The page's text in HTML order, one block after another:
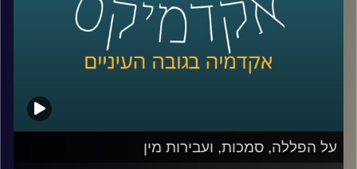
באוניברסיטת ריימן, חקר את אחת הדוקטרינות
המעניינות ביותר בהקשר לכל הסוגיות הנ"ל
(וסוגיות נוספות ומסקרנות) – דוקטרינת "התיקון
מוזמנים להצטרף לשעה מרתקת, ולהבין מה
על הפללה, סמכות, ועבירות מין